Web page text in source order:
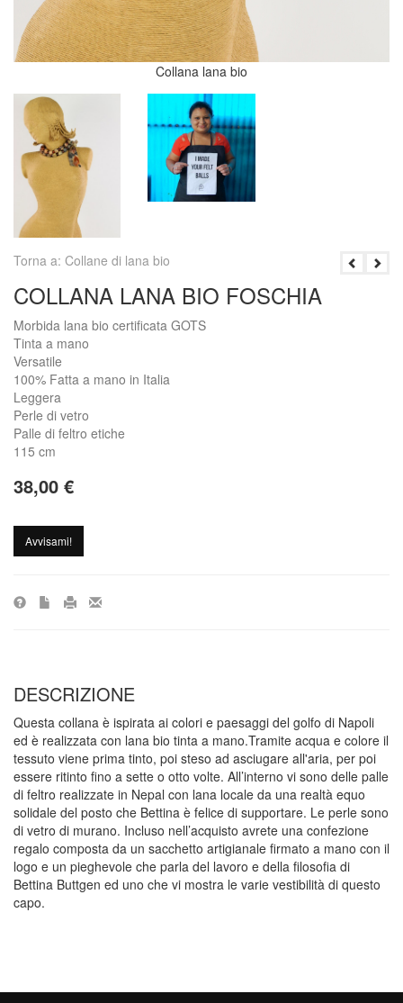
Collana lana bio
Torna a: Collane di lana bio
COLLANA LANA BIO FOSCHIA
Morbida lana bio certiﬁcata GOTS
Tinta a mano
Versatile
100% Fatta a mano in Italia
Leggera
Perle di vetro
Palle di feltro etiche
115 cm
38,00 €
Avvisami!
DESCRIZIONE
Questa collana è ispirata ai colori e paesaggi del golfo di Napoli
ed è realizzata con lana bio tinta a mano.Tramite acqua e colore il
tessuto viene prima tinto, poi steso ad asciugare all'aria, per poi
essere ritinto fino a sette o otto volte. All’interno vi sono delle palle
di feltro realizzate in Nepal con lana locale da una realtà equo
solidale del posto che Bettina è felice di supportare. Le perle sono
di vetro di murano. Incluso nell’acquisto avrete una confezione
regalo composta da un sacchetto artigianale firmato a mano con il
logo e un pieghevole che parla del lavoro e della filosofia di
Bettina Buttgen ed uno che vi mostra le varie vestibilità di questo
capo.